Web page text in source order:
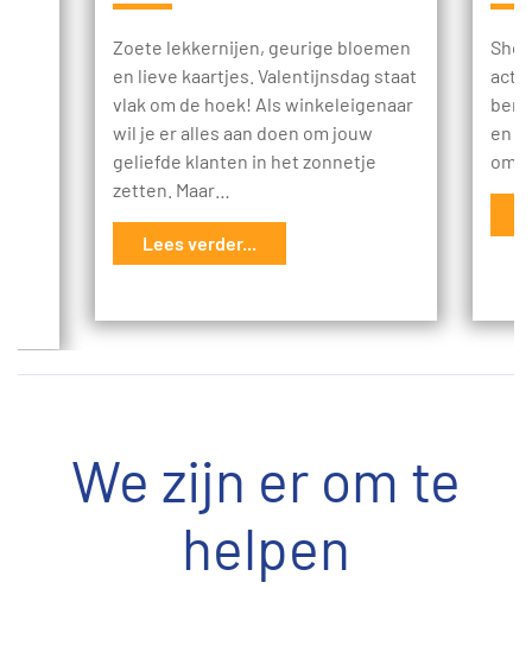
Zoete lekkernijen, geurige bloemen
en lieve kaartjes. Valentijnsdag staat
vlak om de hoek! Als winkeleigenaar
wil je er alles aan doen om jouw
geliefde klanten in het zonnetje
zetten. Maar…
Lees verder...
en
om
We zijn er om te
helpen